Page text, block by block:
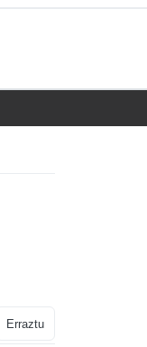
Erraztu